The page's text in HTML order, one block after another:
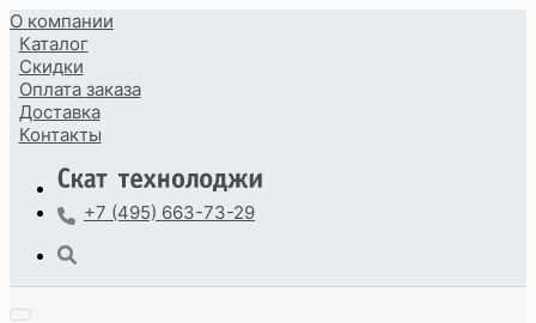
О компании
Каталог
Скидки
Оплата заказа
Доставка
Контакты
+7 (495) 663-73-29